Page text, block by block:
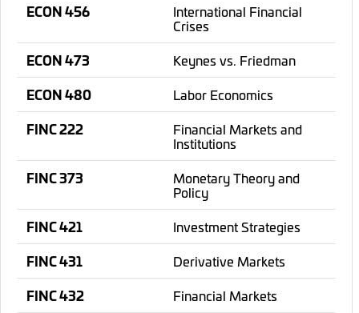
ECON 456
International Financial
Crises
ECON 473
Keynes vs. Friedman
ECON 480
Labor Economics
FINC 222
Financial Markets and
Institutions
FINC 373
Monetary Theory and
Policy
FINC 421
Investment Strategies
FINC 431
Derivative Markets
FINC 432
Financial Markets